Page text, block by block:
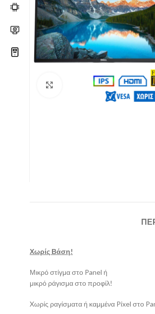
Κάντε κλικ για μεγέθυνση
Χωρίς Βάση!
Μικρό στίγμα στο Panel ή
μικρό ράγισμα στο προφίλ!
Xωρίς ραγίσματα ή καμμένα Pixel στο